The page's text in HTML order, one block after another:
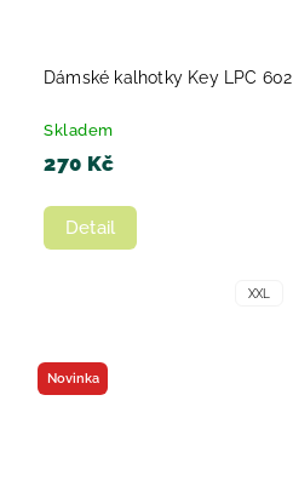
Dámské kalhotky Key LPC 602
Skladem
270 Kč
Detail
XXL
Novinka